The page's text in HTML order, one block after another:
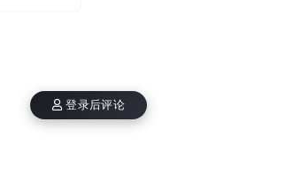
登录后评论